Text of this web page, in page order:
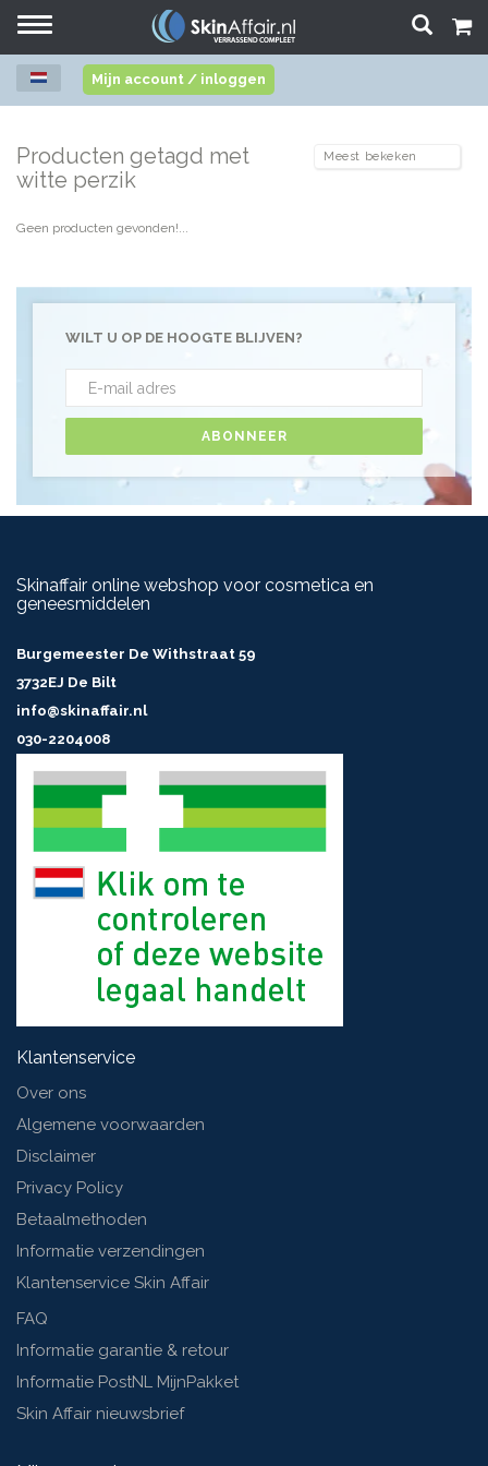
Toggle
Mijn account / inloggen
Producten getagd met
witte perzik
Geen producten gevonden!...
WILT U OP DE HOOGTE BLIJVEN?
ABONNEER
Skinaffair online webshop voor cosmetica en
geneesmiddelen
Burgemeester De Withstraat 59
3732EJ De Bilt
info@skinaffair.nl
030-2204008
Klantenservice
Over ons
Algemene voorwaarden
Disclaimer
Privacy Policy
Betaalmethoden
Informatie verzendingen
Klantenservice Skin Affair
FAQ
Informatie garantie & retour
Informatie PostNL MijnPakket
Skin Affair nieuwsbrief